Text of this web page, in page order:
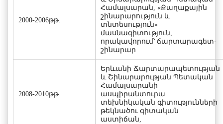
2000-2006թթ.
Համալսարան, «Քաղաքային
շինարարություն և
տնտեսություն»
մասնագիտություն,
որակավորում՝ ճարտարագետ-
շինարար
2008-2010թթ.
Երևանի Ճարտարապետության
և Շինարարության Պետական
Համալսարանի
ասպիրանտուրա
տեխնիկական գիտությունների
թեկնածու գիտական
աստիճան,